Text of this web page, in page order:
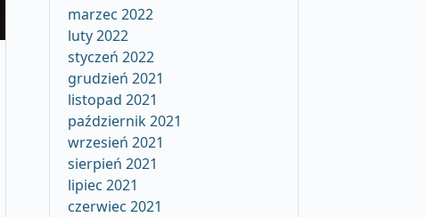
marzec 2022
luty 2022
styczeń 2022
grudzień 2021
listopad 2021
październik 2021
wrzesień 2021
sierpień 2021
lipiec 2021
czerwiec 2021